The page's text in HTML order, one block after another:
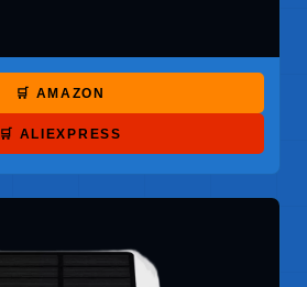
🛒 AMAZON
🛒 ALIEXPRESS